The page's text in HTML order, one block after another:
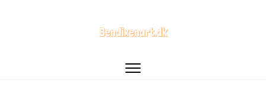
Toggle